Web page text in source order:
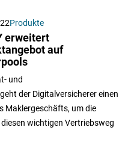
Produkte
erweitert
auf
und
der Digitalversicherer einen
Maklergeschäfts, um die
wichtigen Vertriebsweg